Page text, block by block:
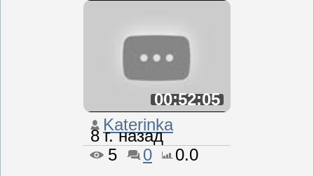
00:52:05
Katerinka
8 г. назад
5
0
0.0